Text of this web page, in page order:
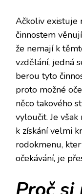
Ačkoliv existuje
činnostem
že nemají k
vzdělání, jedná
berou tyto
proto možné
něco takového
vyloučit. Je však
k získání velmi
rodokmenu,
očekávání, je